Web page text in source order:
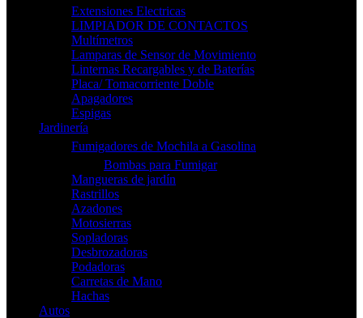
Extensiones Electricas
LIMPIADOR DE CONTACTOS
Multímetros
Lamparas de Sensor de Movimiento
Linternas Recargables y de Baterías
Placa/ Tomacorriente Doble
Apagadores
Espigas
Jardinería
Fumigadores de Mochila a Gasolina
Bombas para Fumigar
Mangueras de jardín
Rastrillos
Azadones
Motosierras
Sopladoras
Desbrozadoras
Podadoras
Carretas de Mano
Hachas
Autos